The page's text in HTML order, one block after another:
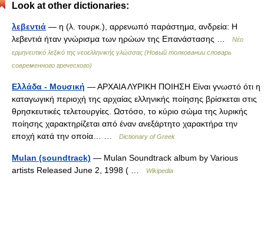
Look at other dictionaries:
λεβεντιά — η (λ. τουρκ.), αρρενωπό παράστημα, ανδρεία: Η
λεβεντιά ήταν γνώρισμα των ηρώων της Επανάστασης …
Νέο
ερμηνευτικό λεξικό της νεοελληνικής γλώσσας (Новый толковании словарь
современного греческого)
Ελλάδα - Μουσική — ΑΡΧΑΙΑ ΛΥΡΙΚΗ ΠΟΙΗΣΗ Είναι γνωστό ότι η
καταγωγική περιοχή της αρχαίας ελληνικής ποίησης βρίσκεται στις
θρησκευτικές τελετουργίες. Ωστόσο, το κύριο σώμα της λυρικής
ποίησης χαρακτηρίζεται από έναν ανεξάρτητο χαρακτήρα την
εποχή κατά την οποία… …
Dictionary of Greek
Mulan (soundtrack) — Mulan Soundtrack album by Various
artists Released June 2, 1998 ( …
Wikipedia